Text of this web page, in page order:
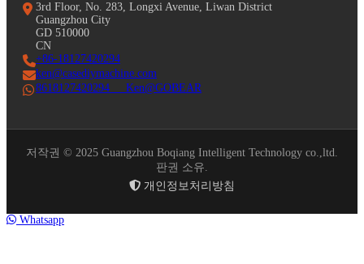
3rd Floor, No. 283, Longxi Avenue, Liwan District
Guangzhou City
GD 510000
CN
+86-18127420294
ken@casediymachine.com
8618127420294 Ken@GOBEAR
저작권 © 2025 Guangzhou Boqiang Intelligent Technology co.,ltd.
판권 소유.
개인정보처리방침
Whatsapp